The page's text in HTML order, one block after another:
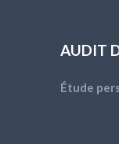
AUDIT
Étude